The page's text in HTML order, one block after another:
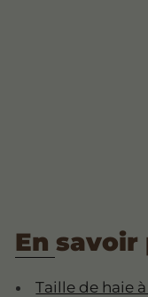
En savoir
Taille de haie